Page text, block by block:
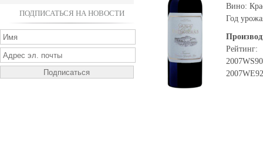
ПОДПИСАТЬСЯ НА НОВОСТИ
Вино:
Год
Рейтинг:
2007WS90
2007WЕ92